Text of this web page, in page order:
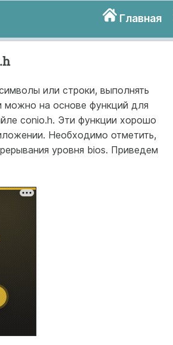
Главная
или строки, выполнять
можно на основе функций для
conio.h. Эти функции хорошо
Необходимо отметить,
уровня bios. Приведем